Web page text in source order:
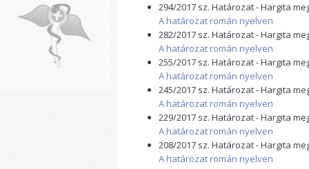
294/2017 sz. Határozat - Hargita
A határozat román nyelven
282/2017 sz. Határozat - Hargita
A határozat román nyelven
255/2017 sz. Határozat - Hargita
A határozat román nyelven
245/2017 sz. Határozat - Hargita
A határozat román nyelven
229/2017 sz. Határozat - Hargita
A határozat román nyelven
208/2017 sz. Határozat - Hargita
A határozat román nyelven